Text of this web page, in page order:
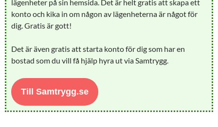
lägenheter på sin hemsida. Det är helt gratis att skapa ett
konto och kika in om någon av lägenheterna är något för
dig. Gratis är gott!
Det är även gratis att starta konto för dig som har en
bostad som du vill få hjälp hyra ut via Samtrygg.
Till Samtrygg.se